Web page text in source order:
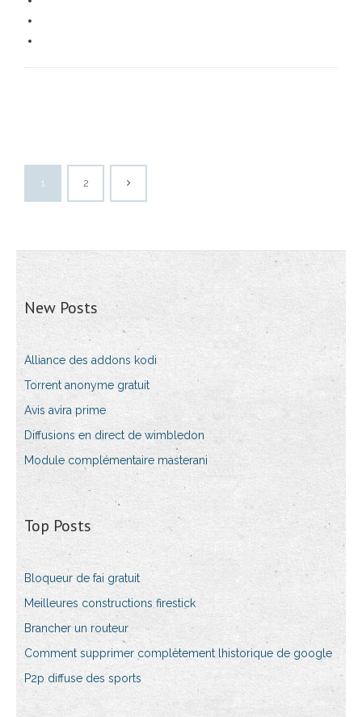
1 2
New Posts
Alliance des addons kodi
Torrent anonyme gratuit
Avis avira prime
Diffusions en direct de wimbledon
Module complémentaire masterani
Top Posts
Bloqueur de fai gratuit
Meilleures constructions firestick
Brancher un routeur
Comment supprimer complètement lhistorique de google
P2p diffuse des sports